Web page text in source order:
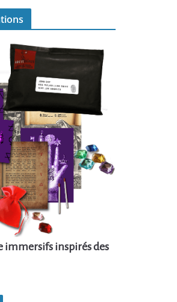
immersifs inspirés des